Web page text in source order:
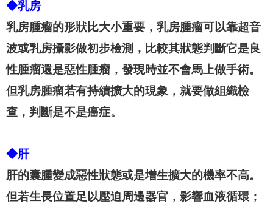
◆乳房
乳房腫瘤的形狀比大小重要，乳房腫瘤可以靠超音
波或乳房攝影做初步檢測，比較其狀態判斷它是良
性腫瘤還是惡性腫瘤，發現時並不會馬上做手術。
但乳房腫瘤若有持續擴大的現象，就要做組織檢
查，判斷是不是癌症。
◆肝
肝的囊腫變成惡性狀態或是增生擴大的機率不高。
但若生長位置足以壓迫周邊器官，影響血液循環；